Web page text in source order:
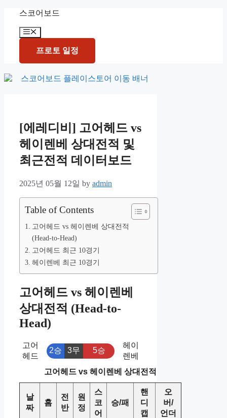
content
스코어보드
Menu
프로토 일정
[에레디비] 고어헤드 vs
헤이렌베 상대전적 및
최근전적 데이터보드
2025년 05월 12일 by admin
Table of Contents
고어헤드 vs 헤이렌베 상대전적
(Head-to-Head)
고어헤드 최근 10경기
헤이렌베 최근 10경기
고어헤드 vs 헤이렌베
상대전적 (Head-to-
Head)
고어
헤드
2승 3무 5승
헤이
렌베
고어헤드 vs 헤이렌베 상대전적
날
짜
홈
전
반
원
정
스
코
어
승/패
핸
디
캡
오
버/
언더